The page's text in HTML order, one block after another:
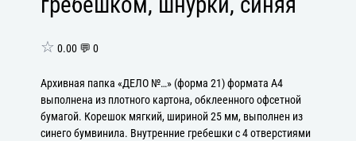
☆ 0.00 💬 0
Архивная папка «ДЕЛО №…» (форма 21) формата А4
выполнена из плотного картона, обклеенного офсетной
бумагой. Корешок мягкий, шириной 25 мм, выполнен из
синего бумвинила. Внутренние гребешки с 4 отверстиями